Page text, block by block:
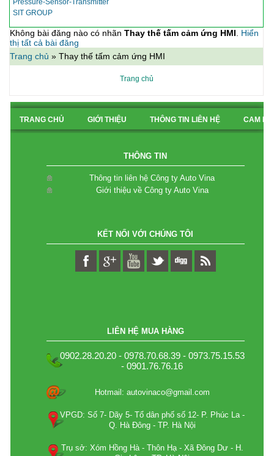
Pressure-Sensor-Transmitter
SIT GROUP
Không bài đăng nào có nhãn Thay thế tấm cảm ứng HMI
Hiển
thị tất cả bài đăng
Trang chủ » Thay thế tấm cảm ứng HMI
Trang chủ
TRANG CHỦ GIỚI THIỆU THÔNG TIN LIÊN HỆ CAM
THÔNG TIN
Thông tin liên hệ Công ty Auto Vina
Giới thiệu về Công ty Auto Vina
KẾT NỐI VỚI CHÚNG TÔI
LIÊN HỆ MUA HÀNG
0902.28.20.20 - 0978.70.68.39 - 0973.75.15.53
- 0901.76.76.16
Hotmail: autovinaco@gmail.com
VPGD: Số 7- Dãy 5- Tổ dân phố số 12- P. Phúc La -
Q. Hà Đông - TP. Hà Nội
Trụ sở: Xóm Hồng Hà - Thôn Hạ - Xã Đông Dư - H.